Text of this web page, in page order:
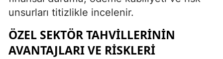
unsurları titizlikle incelenir.
ÖZEL SEKTÖR TAHVILLERININ
AVANTAJLARI VE RISKLERI